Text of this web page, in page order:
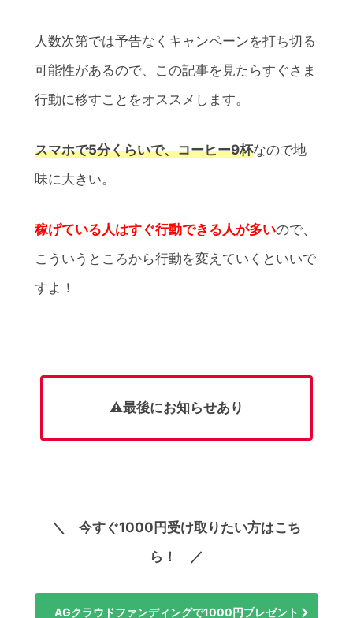
人数次第では予告なくキャンペーンを打ち切る
可能性があるので、この記事を見たらすぐさま
行動に移すことをオススメします。
スマホで5分くらいで、コーヒー9杯なので地
味に大きい。
稼げている人はすぐ行動できる人が多いので、
こういうところから行動を変えていくといいで
すよ！
⚠️最後にお知らせあり
＼ 今すぐ1000円受け取りたい方はこち
ら！ ／
AGクラウドファンディングで1000円プレゼント